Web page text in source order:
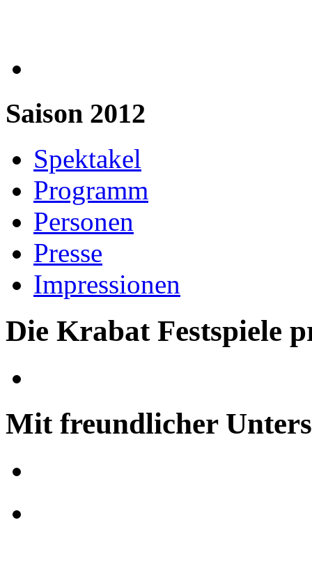
Saison 2012
Spektakel
Programm
Personen
Presse
Impressionen
Die Krabat Festspiele
Mit freundlicher